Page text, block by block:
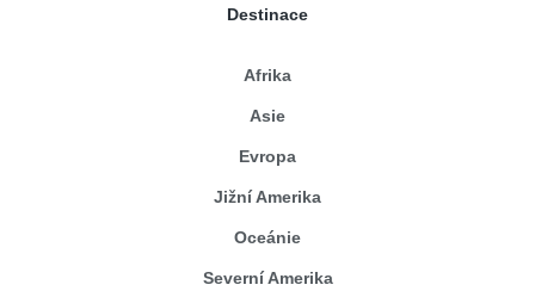
Destinace
Afrika
Asie
Evropa
Jižní Amerika
Oceánie
Severní Amerika